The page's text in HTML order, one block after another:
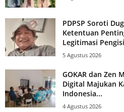
PDPSP Soroti
Ketentuan
Legitimasi
5 Agustus 2026
GOKAR dan Zen
Digital Majukan
Indonesia...
4 Agustus 2026